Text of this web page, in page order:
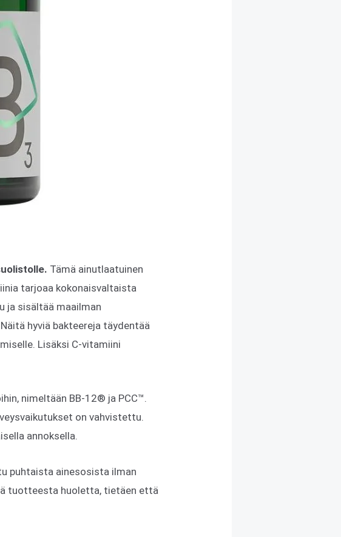
Tämä ainutlaatuinen
tarjoaa kokonaisvaltaista
ja sisältää maailman
hyviä bakteereja täydentää
Lisäksi C-vitamiini
nimeltään BB-12® ja PCC™.
on vahvistettu.
annoksella.
puhtaista ainesosista ilman
tuotteesta huoletta, tietäen että